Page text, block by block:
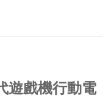
遊戲機行動電